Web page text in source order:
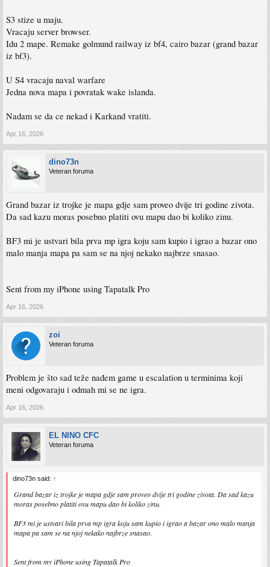
S3 stize u maju.
Vracaju server browser.
Idu 2 mape. Remake golmund railway iz bf4, cairo bazar (grand bazar
iz bf3).
U S4 vracaju naval warfare
Jedna nova mapa i povratak wake islanda.
Nadam se da ce nekad i Karkand vratiti.
Apr 16, 2026
dino73n
Veteran foruma
Grand bazar iz trojke je mapa gdje sam proveo dvije tri godine zivota.
Da sad kazu moras posebno platiti ovu mapu dao bi koliko zinu.
BF3 mi je ustvari bila prva mp igra koju sam kupio i igrao a bazar ono
malo manja mapa pa sam se na njoj nekako najbrze snasao.
Sent from my iPhone using Tapatalk Pro
Apr 16, 2026
zoi
Veteran foruma
Problem je što sad teže nađem game u escalation u terminima koji
meni odgovaraju i odmah mi se ne igra.
Apr 16, 2026
EL NINO CFC
Veteran foruma
dino73n said: ↑
Grand bazar iz trojke je mapa gdje sam proveo dvije tri godine zivota. Da sad kazu
moras posebno platiti ovu mapu dao bi koliko zinu.
BF3 mi je ustvari bila prva mp igra koju sam kupio i igrao a bazar ono malo manja
mapa pa sam se na njoj nekako najbrze snasao.
Sent from my iPhone using Tapatalk Pro